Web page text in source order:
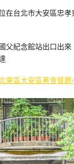
在台北市大安區忠
父紀念館站出口出
東區大安區美食餐廳